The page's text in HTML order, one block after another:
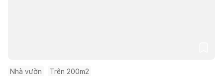
Nhà vườn Trên 200m2